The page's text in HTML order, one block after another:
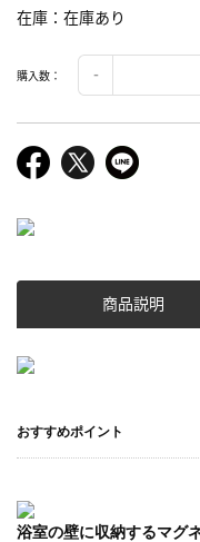
在庫 在庫あり
購入数：
商品説明
おすすめポイント
浴室の壁に収納するマグ